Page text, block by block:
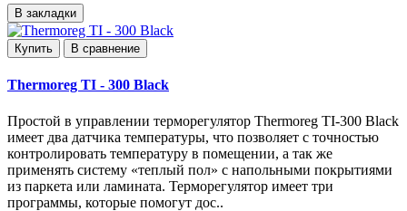
В закладки
Купить В сравнение
Thermoreg TI - 300 Black
Простой в управлении терморегулятор Thermoreg TI-300 Black
имеет два датчика температуры, что позволяет с точностью
контролировать температуру в помещении, а так же
применять систему «теплый пол» с напольными покрытиями
из паркета или ламината. Терморегулятор имеет три
программы, которые помогут дос..